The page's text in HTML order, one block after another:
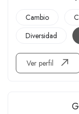
Cambio
Diversidad
Ver perfil